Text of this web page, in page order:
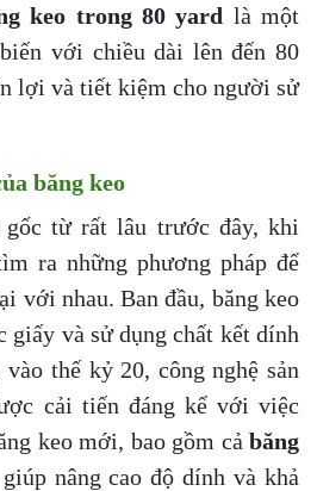
keo trong 80 yard là một
với chiều dài lên đến 80
lợi và tiết kiệm cho người sử
băng keo
gốc từ rất lâu trước đây, khi
ra những phương pháp để
với nhau. Ban đầu, băng keo
giấy và sử dụng chất kết dính
thế kỷ 20, công nghệ sản
cải tiến đáng kể với việc
keo mới, bao gồm cả băng
nâng cao độ dính và khả